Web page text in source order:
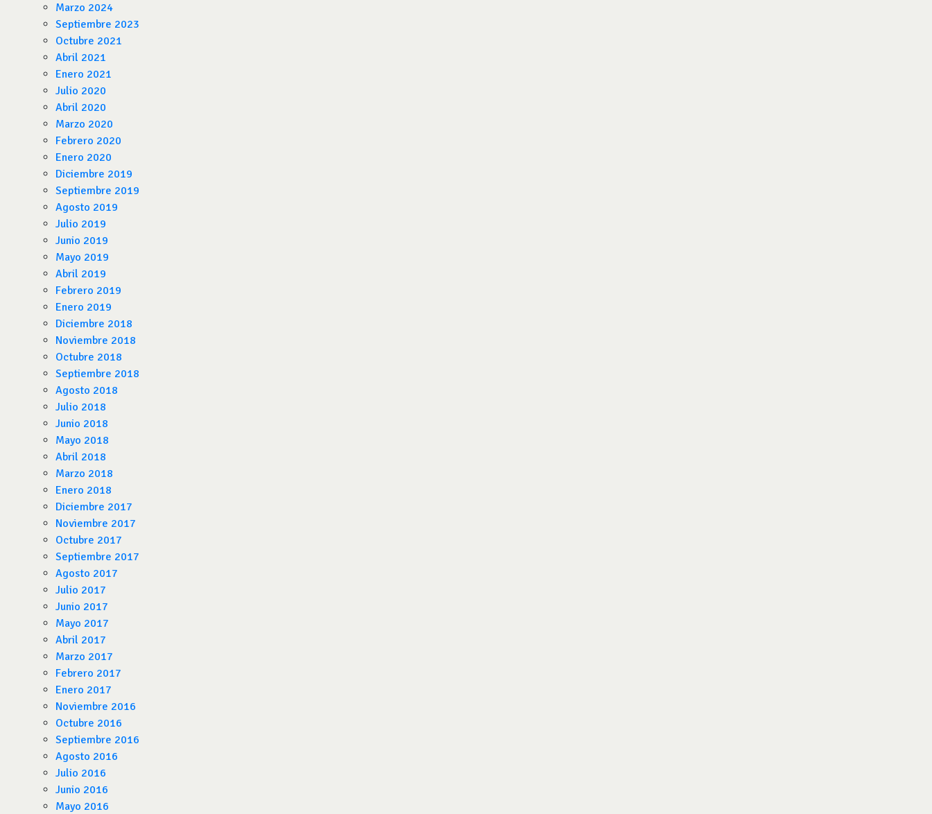
Marzo 2024
Septiembre 2023
Octubre 2021
Abril 2021
Enero 2021
Julio 2020
Abril 2020
Marzo 2020
Febrero 2020
Enero 2020
Diciembre 2019
Septiembre 2019
Agosto 2019
Julio 2019
Junio 2019
Mayo 2019
Abril 2019
Febrero 2019
Enero 2019
Diciembre 2018
Noviembre 2018
Octubre 2018
Septiembre 2018
Agosto 2018
Julio 2018
Junio 2018
Mayo 2018
Abril 2018
Marzo 2018
Enero 2018
Diciembre 2017
Noviembre 2017
Octubre 2017
Septiembre 2017
Agosto 2017
Julio 2017
Junio 2017
Mayo 2017
Abril 2017
Marzo 2017
Febrero 2017
Enero 2017
Noviembre 2016
Octubre 2016
Septiembre 2016
Agosto 2016
Julio 2016
Junio 2016
Mayo 2016